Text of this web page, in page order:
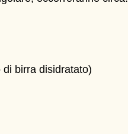
birra disidratato)